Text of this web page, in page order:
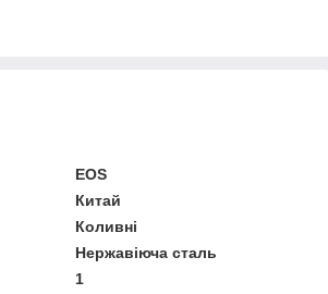
EOS
Китай
Коливні
Нержавіюча сталь
1